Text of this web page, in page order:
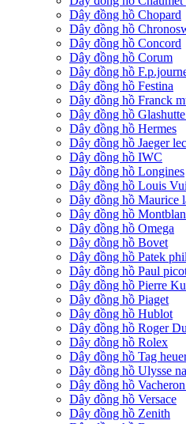
Dây đồng hồ Chopard
Dây đồng hồ
Dây đồng hồ Concord
Dây đồng hồ Corum
Dây đồng hồ
Dây đồng hồ Festina
Dây đồng hồ Franck
Dây đồng hồ
Dây đồng hồ Hermes
Dây đồng hồ Jaeger
Dây đồng hồ IWC
Dây đồng hồ Longines
Dây đồng hồ Louis
Dây đồng hồ Maurice
Dây đồng hồ
Dây đồng hồ Omega
Dây đồng hồ Bovet
Dây đồng hồ Patek
Dây đồng hồ Paul
Dây đồng hồ Pierre
Dây đồng hồ Piaget
Dây đồng hồ Hublot
Dây đồng hồ Roger
Dây đồng hồ Rolex
Dây đồng hồ Tag
Dây đồng hồ Ulysse
Dây đồng hồ
Dây đồng hồ Versace
Dây đồng hồ Zenith